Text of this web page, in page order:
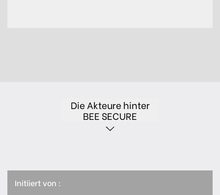
Die Akteure hinter
BEE SECURE
Initiiert von :